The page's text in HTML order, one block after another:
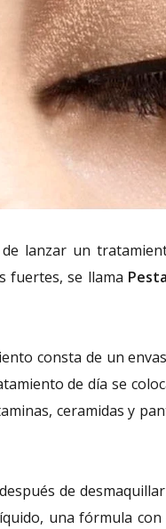
de lanzar un
fuertes, se llama
consta de un
de día se
ceramidas y
de
una fórmula